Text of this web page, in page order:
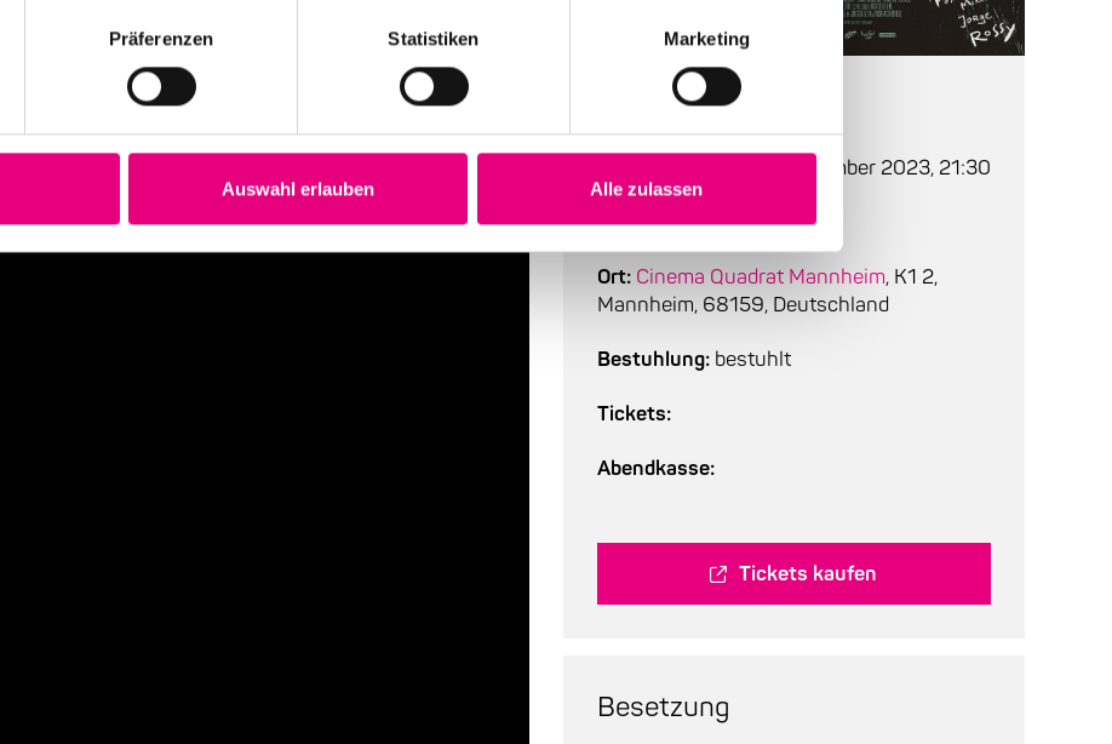
Präferenzen Statistiken Marketing
Auswahl erlauben Alle zulassen
Auf einen Blick
Freitag, 22. September 2023, 21:30
Einlass:
Ort: Cinema Quadrat Mannheim, K1 2,
Mannheim, 68159, Deutschland
Bestuhlung:bestuhlt
Tickets:
Abendkasse:
Tickets kaufen
Besetzung